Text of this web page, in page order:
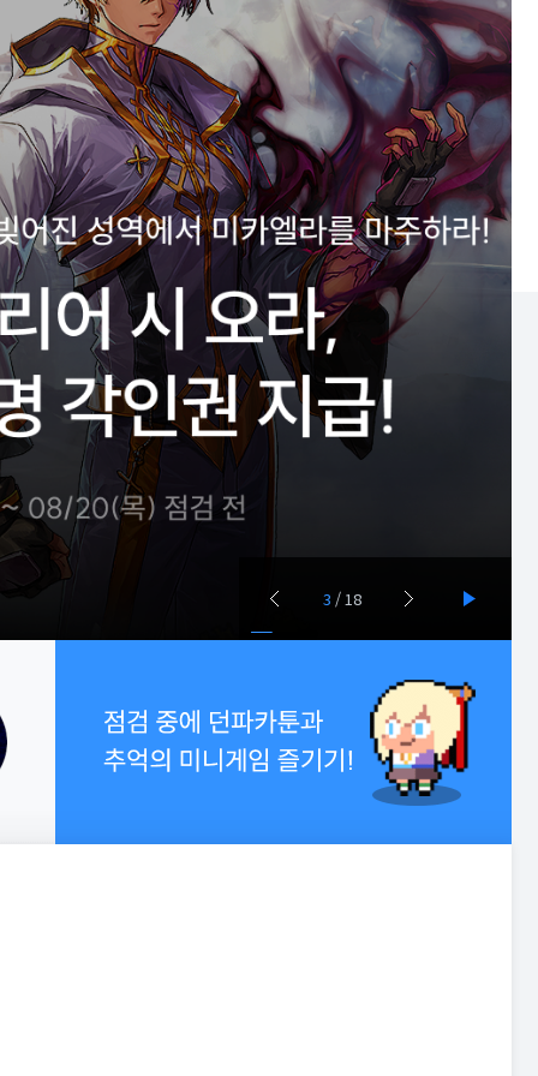
3 /18